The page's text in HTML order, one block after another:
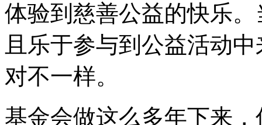
体验到慈善公益的快乐
且乐于参与到公益活动
对不一样。
基金会做这么多年下来